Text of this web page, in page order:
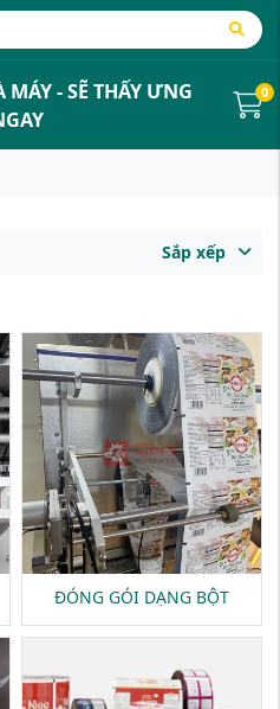
- SẼ THẤY ƯNG
0
Sắp xếp
ĐÓNG GÓI DẠNG BỘT